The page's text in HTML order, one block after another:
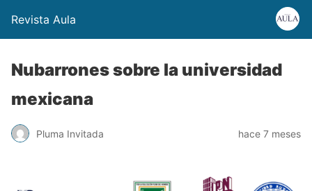
Revista Aula
Nubarrones sobre la universidad
mexicana
Pluma Invitada hace 7 meses